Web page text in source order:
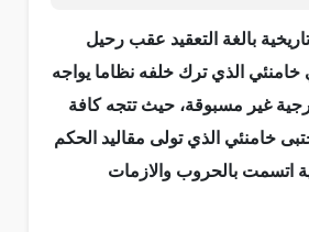
بالغة التعقيد عقب رحيل
خامنئي الذي ترك خلفه نظاما يواجه
غير مسبوقة، حيث تتجه كافة
خامنئي الذي تولى مقاليد الحكم
اتسمت بالحروب والازمات